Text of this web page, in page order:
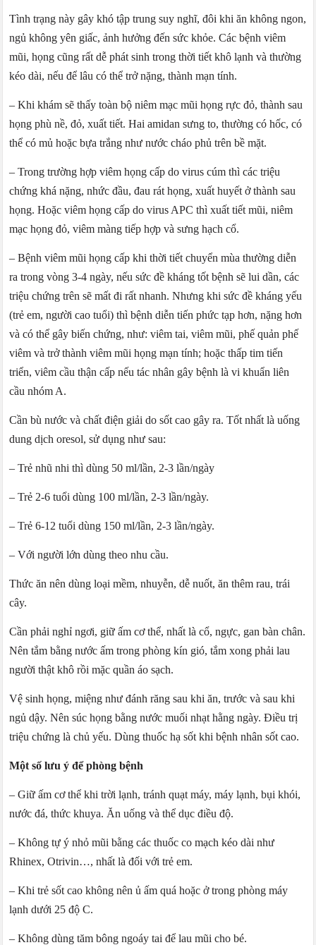
Tình trạng này gây khó tập trung suy nghĩ, đôi khi ăn không ngon,
ngủ không yên giấc, ảnh hưởng đến sức khỏe. Các bệnh viêm
mũi, họng cũng rất dễ phát sinh trong thời tiết khô lạnh và thường
kéo dài, nếu để lâu có thể trở nặng, thành mạn tính.
– Khi khám sẽ thấy toàn bộ niêm mạc mũi họng rực đỏ, thành sau
họng phù nề, đỏ, xuất tiết. Hai amidan sưng to, thường có hốc, có
thể có mủ hoặc bựa trắng như nước cháo phủ trên bề mặt.
– Trong trường hợp viêm họng cấp do virus cúm thì các triệu
chứng khá nặng, nhức đầu, đau rát họng, xuất huyết ở thành sau
họng. Hoặc viêm họng cấp do virus APC thì xuất tiết mũi, niêm
mạc họng đỏ, viêm màng tiếp hợp và sưng hạch cổ.
– Bệnh viêm mũi họng cấp khi thời tiết chuyển mùa thường diễn
ra trong vòng 3-4 ngày, nếu sức đề kháng tốt bệnh sẽ lui dần, các
triệu chứng trên sẽ mất đi rất nhanh. Nhưng khi sức đề kháng yếu
(trẻ em, người cao tuổi) thì bệnh diễn tiến phức tạp hơn, nặng hơn
và có thể gây biến chứng, như: viêm tai, viêm mũi, phế quản phế
viêm và trở thành viêm mũi họng mạn tính; hoặc thấp tim tiến
triển, viêm cầu thận cấp nếu tác nhân gây bệnh là vi khuẩn liên
cầu nhóm A.
Cần bù nước và chất điện giải do sốt cao gây ra. Tốt nhất là uống
dung dịch oresol, sử dụng như sau:
– Trẻ nhũ nhi thì dùng 50 ml/lần, 2-3 lần/ngày
– Trẻ 2-6 tuổi dùng 100 ml/lần, 2-3 lần/ngày.
– Trẻ 6-12 tuổi dùng 150 ml/lần, 2-3 lần/ngày.
– Với người lớn dùng theo nhu cầu.
Thức ăn nên dùng loại mềm, nhuyễn, dễ nuốt, ăn thêm rau, trái
cây.
Cần phải nghỉ ngơi, giữ ấm cơ thể, nhất là cổ, ngực, gan bàn chân.
Nên tắm bằng nước ấm trong phòng kín gió, tắm xong phải lau
người thật khô rồi mặc quần áo sạch.
Vệ sinh họng, miệng như đánh răng sau khi ăn, trước và sau khi
ngủ dậy. Nên súc họng bằng nước muối nhạt hằng ngày. Điều trị
triệu chứng là chủ yếu. Dùng thuốc hạ sốt khi bệnh nhân sốt cao.
Một số lưu ý để phòng bệnh
– Giữ ấm cơ thể khi trời lạnh, tránh quạt máy, máy lạnh, bụi khói,
nước đá, thức khuya. Ăn uống và thể dục điều độ.
– Không tự ý nhỏ mũi bằng các thuốc co mạch kéo dài như
Rhinex, Otrivin…, nhất là đối với trẻ em.
– Khi trẻ sốt cao không nên ủ ấm quá hoặc ở trong phòng máy
lạnh dưới 25 độ C.
– Không dùng tăm bông ngoáy tai để lau mũi cho bé.